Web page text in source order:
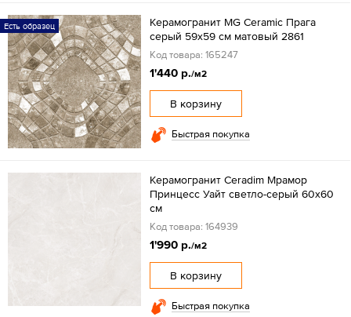
Есть образец
Керамогранит MG Ceramic Прага
серый 59x59 см матовый 2861
Код товара: 165247
1'440 р./м2
В корзину
Быстрая покупка
Керамогранит Ceradim Мрамор
Принцесс Уайт светло-серый 60x60
см
Код товара: 164939
1'990 р./м2
В корзину
Быстрая покупка